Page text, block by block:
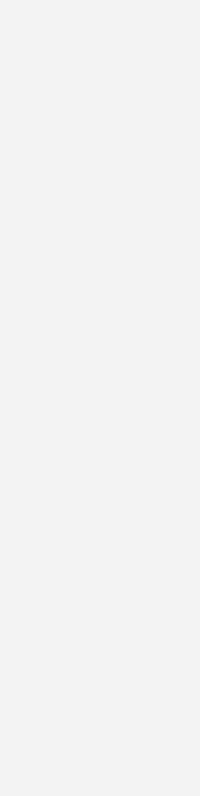
Lachs,
Look. Und mit dem
einmal in der Nähe von
Idee, Rosé massiv zu
Mattel Mitte 2024
auf den Markt
und Barbie ist eine
Badwelt in
auch inklusiv